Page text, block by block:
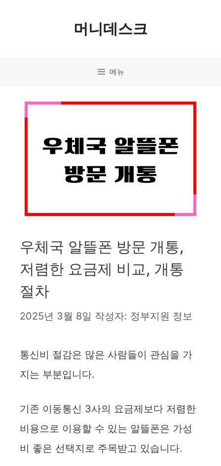
머니데스크
메뉴
우체국 알뜰폰 방문 개통,
저렴한 요금제 비교, 개통
절차
2025년 3월 8일 작성자: 정부지원 정보
통신비 절감은 많은 사람들이 관심을 가
지는 부분입니다.
기존 이동통신 3사의 요금제보다 저렴한
비용으로 이용할 수 있는 알뜰폰은 가성
비 좋은 선택지로 주목받고 있습니다.